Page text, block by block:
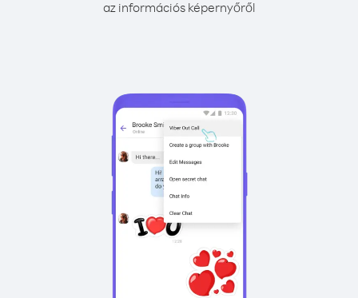
az információs képernyőről